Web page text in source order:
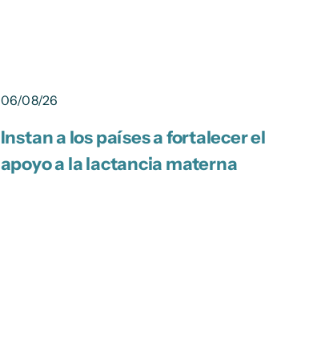
06/08/26
Instan a los países a fortalecer el
apoyo a la lactancia materna